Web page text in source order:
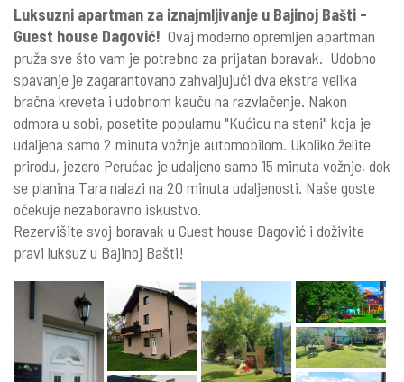
Luksuzni apartman za iznajmljivanje u Bajinoj Bašti -
Guest house Dagović! Ovaj moderno opremljen apartman
pruža sve što vam je potrebno za prijatan boravak. Udobno
spavanje je zagarantovano zahvaljujući dva ekstra velika
bračna kreveta i udobnom kauču na razvlačenje. Nakon
odmora u sobi, posetite popularnu "Kućicu na steni" koja je
udaljena samo 2 minuta vožnje automobilom. Ukoliko želite
prirodu, jezero Perućac je udaljeno samo 15 minuta vožnje, dok
se planina Tara nalazi na 20 minuta udaljenosti. Naše goste
očekuje nezaboravno iskustvo.
Rezervišite svoj boravak u Guest house Dagović i doživite
pravi luksuz u Bajinoj Bašti!